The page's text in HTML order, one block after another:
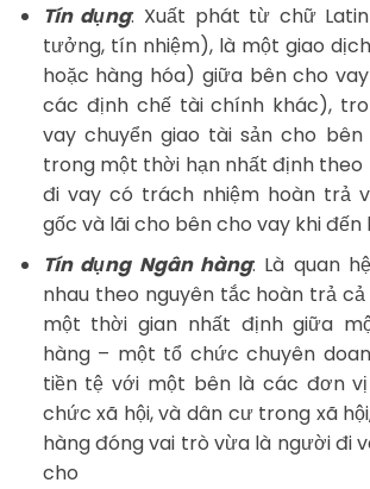
Tín dụng: Xuất phát từ chữ
tưởng, tín nhiệm), là một giao
hoặc hàng hóa) giữa bên cho
các định chế tài chính khác),
vay chuyển giao tài sản cho
trong một thời hạn nhất định theo
đi vay có trách nhiệm hoàn trả
gốc và lãi cho bên cho vay khi đến
Tín dụng Ngân hàng: Là quan
nhau theo nguyên tắc hoàn trả
một thời gian nhất định giữa
hàng – một tổ chức chuyên
tiền tệ với một bên là các đơn
chức xã hội, và dân cư trong xã
hàng đóng vai trò vừa là người đi
cho